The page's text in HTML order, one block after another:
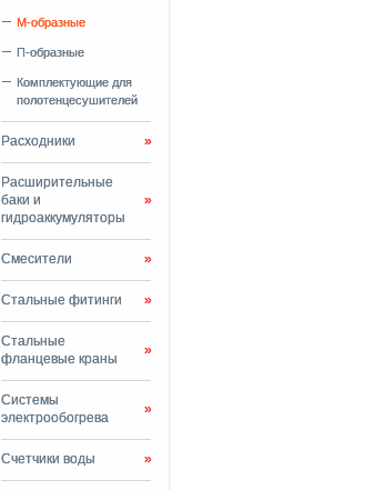
М-образные
П-образные
Комплектующие для
полотенцесушителей
Расходники »
Расширительные
баки и
гидроаккумуляторы
»
Смесители »
Стальные фитинги »
Стальные
фланцевые краны
»
Системы
электрообогрева
»
Счетчики воды »